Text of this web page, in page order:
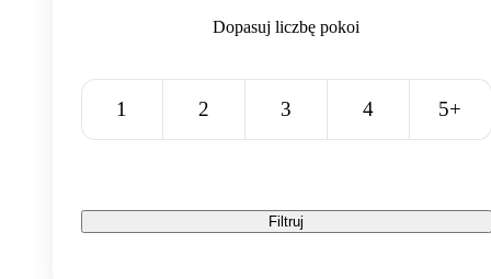
Dopasuj liczbę pokoi
1 2 3 4 5+
Filtruj